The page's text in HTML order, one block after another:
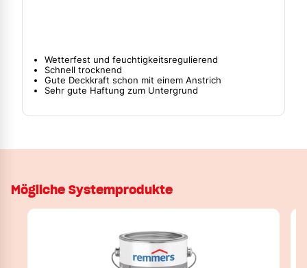
Wetterfest und feuchtigkeitsregulierend
Schnell trocknend
Gute Deckkraft schon mit einem Anstrich
Sehr gute Haftung zum Untergrund
Mögliche Systemprodukte